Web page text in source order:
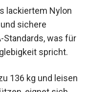
lackiertem Nylon
sichere
Standards, was für
spricht.
136 kg und leisen